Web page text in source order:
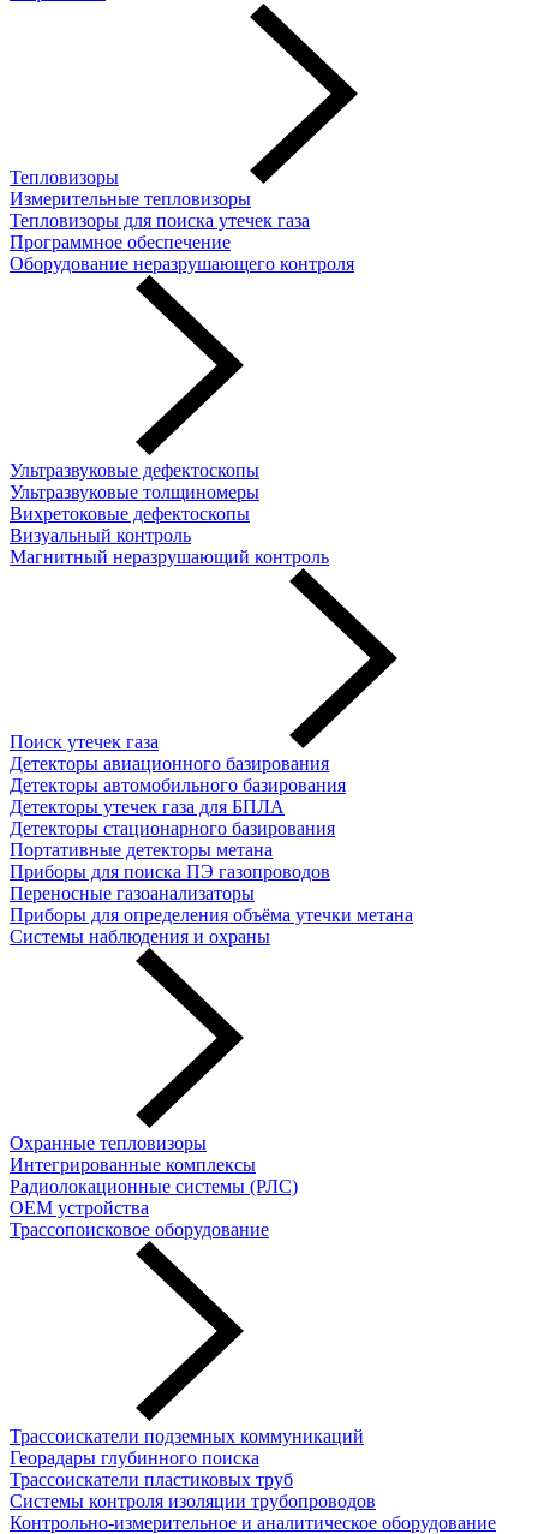
Тепловизоры
Измерительные тепловизоры
Тепловизоры для поиска утечек газа
Программное обеспечение
Оборудование неразрушающего контроля
Ультразвуковые дефектоскопы
Ультразвуковые толщиномеры
Вихретоковые дефектоскопы
Визуальный контроль
Магнитный неразрушающий контроль
Поиск утечек газа
Детекторы авиационного базирования
Детекторы автомобильного базирования
Детекторы утечек газа для БПЛА
Детекторы стационарного базирования
Портативные детекторы метана
Приборы для поиска ПЭ газопроводов
Переносные газоанализаторы
Приборы для определения объёма утечки метана
Системы наблюдения и охраны
Охранные тепловизоры
Интегрированные комплексы
Радиолокационные системы (РЛС)
OEM устройства
Трассопоисковое оборудование
Трассоискатели подземных коммуникаций
Георадары глубинного поиска
Трассоискатели пластиковых труб
Cистемы контроля изоляции трубопроводов
Контрольно-измерительное и аналитическое оборудование